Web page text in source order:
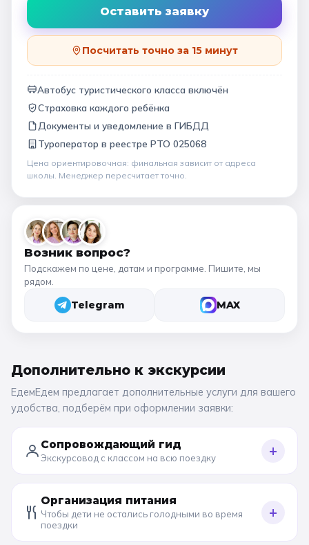
Оставить заявку
Посчитать точно за 15 минут
Автобус туристического класса включён
Страховка каждого ребёнка
Документы и уведомление в ГИБДД
Туроператор в реестре РТО 025068
Цена ориентировочная: финальная зависит от адреса
школы. Менеджер пересчитает точно.
Возник вопрос?
Подскажем по цене, датам и программе. Пишите, мы
рядом.
Telegram MAX
Дополнительно к экскурсии
ЕдемЕдем предлагает дополнительные услуги для вашего
удобства, подберём при оформлении заявки:
Сопровождающий гид
Экскурсовод с классом на всю поездку +
Организация питания
Чтобы дети не остались голодными во время
поездки
+